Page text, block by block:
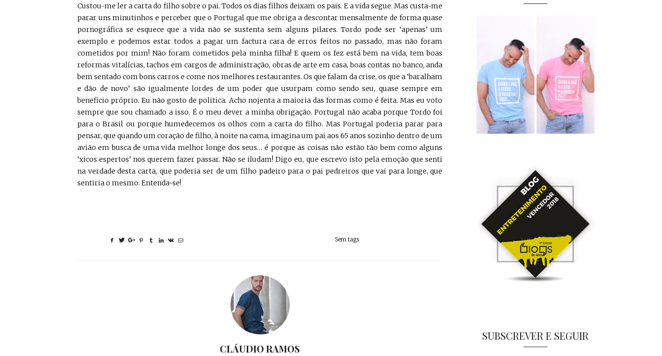
Custou-me ler a carta do filho sobre o pai. Todos os dias filhos deixam os pais. E a vida segue. Mas custa-me
parar uns minutinhos e perceber que o Portugal que me obriga a descontar mensalmente de forma quase
pornográfica se esquece que a vida não se sustenta sem alguns pilares. Tordo pode ser ‘apenas’ um
exemplo e podemos estar todos a pagar um factura cara de erros feitos no passado, mas não foram
cometidos por mim! Não foram cometidos pela minha filha! E quem os fez está bem na vida, tem boas
reformas vitalícias, tachos em cargos de administração, obras de arte em casa, boas contas no banco, anda
bem sentado com bons carros e come nos melhores restaurantes. Os que falam da crise, os que a ‘baralham
e dão de novo’ são igualmente lordes de um poder que usurpam como sendo seu, quase sempre em
beneficio próprio. Eu não gosto de politica. Acho nojenta a maioria das formas como é feita. Mas eu voto
sempre que sou chamado a isso. É o meu dever a minha obrigação. Portugal não acaba porque Tordo foi
para o Brasil ou porque humedecemos os olhos com a carta do filho. Mas Portugal poderia parar para
pensar, que quando um coração de filho, à noite na cama, imagina um pai aos 65 anos sozinho dentro de um
avião em busca de uma vida melhor longe dos seus… é porque as coisas não estão tão bem como alguns
‘xicos espertos’ nos querem fazer passar. Não se iludam! Digo eu, que escrevo isto pela emoção que senti
na verdade desta carta, que poderia ser de um filho padeiro para o pai pedreiros que vai para longe, que
sentiria o mesmo. Entenda-se!
Sem tags
CLÁUDIO RAMOS
SUBSCREVER E SEGUIR